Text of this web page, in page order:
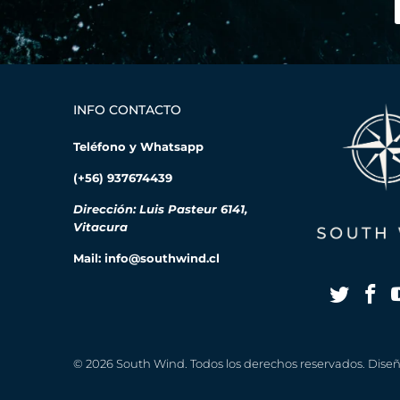
INFO CONTACTO
Teléfono y Whatsapp
(+56) 937674439
Dirección: Luis Pasteur 6141,
Vitacura
Mail: info@southwind.cl
© 2026South Wind . Todos los derechos reservados.